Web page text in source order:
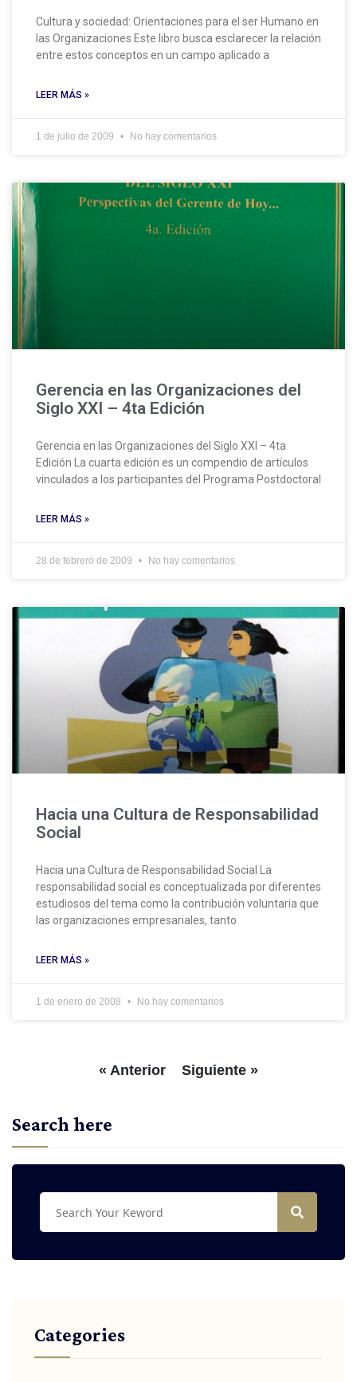
Cultura y sociedad: Orientaciones para el ser Humano en
las Organizaciones Este libro busca esclarecer la relación
entre estos conceptos en un campo aplicado a
LEER MÁS »
1 de julio de 2009 No hay comentarios
Gerencia en las Organizaciones del
Siglo XXI – 4ta Edición
Gerencia en las Organizaciones del Siglo XXI – 4ta
Edición La cuarta edición es un compendio de artículos
vinculados a los participantes del Programa Postdoctoral
LEER MÁS »
28 de febrero de 2009 No hay comentarios
Hacia una Cultura de Responsabilidad
Social
Hacia una Cultura de Responsabilidad Social La
responsabilidad social es conceptualizada por diferentes
estudiosos del tema como la contribución voluntaria que
las organizaciones empresariales, tanto
LEER MÁS »
1 de enero de 2008 No hay comentarios
« Anterior Siguiente »
Search here
Categories